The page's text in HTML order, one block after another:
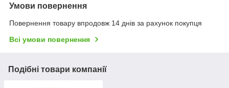
Умови повернення
Повернення товару впродовж 14 днів за рахунок покупця
Всі умови повернення
Подібні товари компанії